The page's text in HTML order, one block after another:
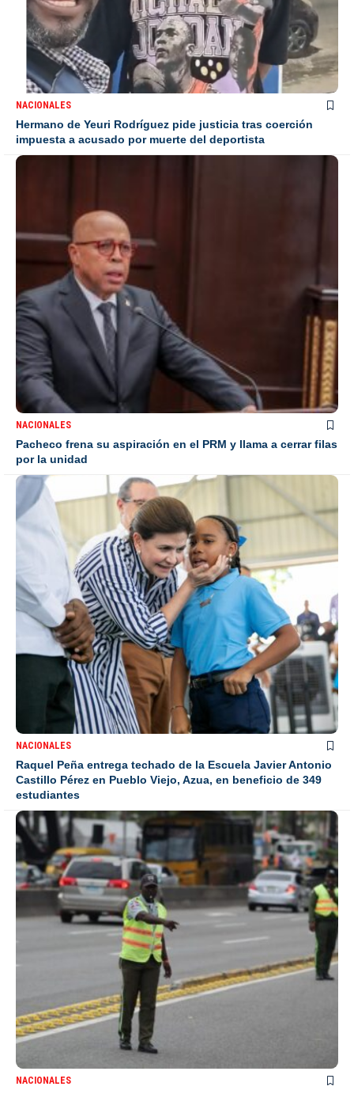
NACIONALES
Hermano de Yeuri Rodríguez pide justicia tras coerción
impuesta a acusado por muerte del deportista
NACIONALES
Pacheco frena su aspiración en el PRM y llama a cerrar filas
por la unidad
NACIONALES
Raquel Peña entrega techado de la Escuela Javier Antonio
Castillo Pérez en Pueblo Viejo, Azua, en beneficio de 349
estudiantes
NACIONALES